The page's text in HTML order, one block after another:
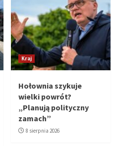
Kraj
Hołownia szykuje
wielki powrót?
„Planują polityczny
zamach”
8 sierpnia 2026